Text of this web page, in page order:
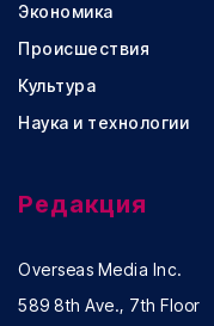
Экономика
Происшествия
Культура
Наука и технологии
Редакция
Overseas Media Inc.
589 8th Ave., 7th Floor